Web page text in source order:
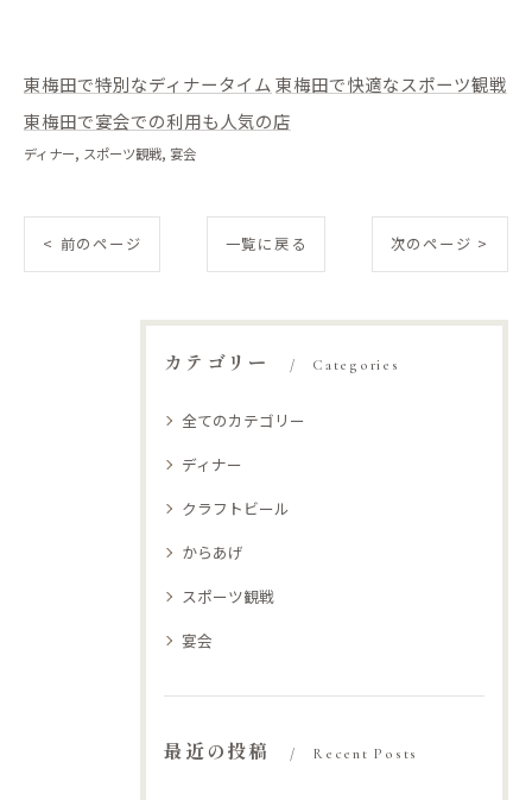
東梅田で特別なディナータイム 東梅田で快適なスポーツ観戦
東梅田で宴会での利用も人気の店
ディナー スポーツ観戦 宴会
< 前のページ 一覧に戻る 次のページ >
カテゴリー Categories
全てのカテゴリー
ディナー
クラフトビール
からあげ
スポーツ観戦
宴会
最近の投稿 Recent Posts